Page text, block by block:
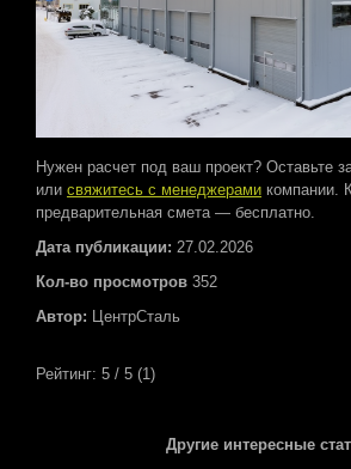
Нужен расчет под ваш проект? Оставьте
или свяжитесь с менеджерами компании.
предварительная смета — бесплатно.
Дата публикации: 27.02.2026
Кол-во просмотров 352
Автор: ЦентрСталь
Рейтинг: 5 / 5 (1 )
Другие интересные